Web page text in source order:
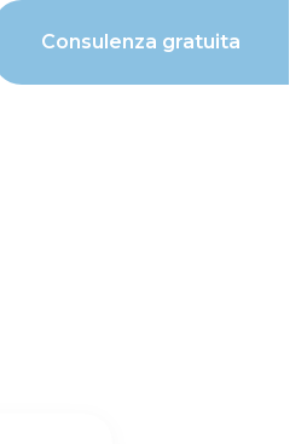
Consulenza gratuita